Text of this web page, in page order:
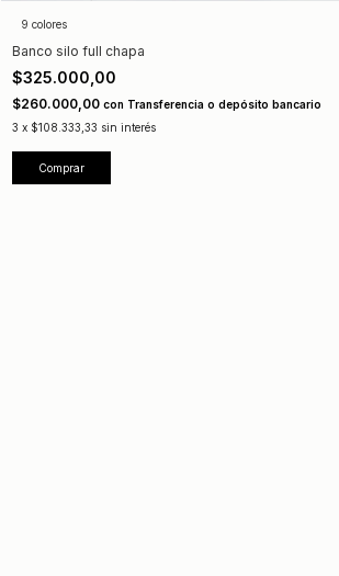
9 colores
Banco silo full chapa
$325.000,00
$260.000,00 con Transferencia o depósito bancario
3 x $108.333,33 sin interés
Comprar